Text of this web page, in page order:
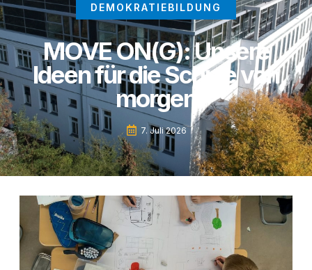
DEMOKRATIEBILDUNG
MOVE ON(G): Unsere
Ideen für die Schule von
morgen
7. Juli 2026